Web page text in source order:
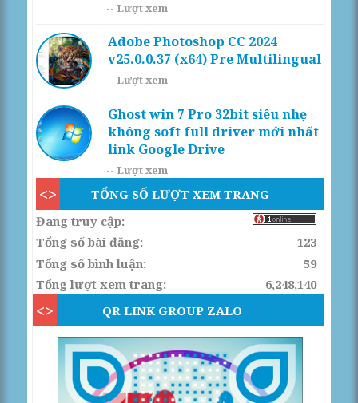
-- Lượt xem
Adobe Photoshop CC 2024
v25.0.0.37 (x64) Pre Multilingual
-- Lượt xem
Ghost win 7 Pro 32bit siêu nhẹ
không soft full driver mới nhất
link Google Drive
-- Lượt xem
TỔNG SỐ LƯỢT XEM TRANG
Đang truy cập:
Tổng số bài đăng:
123
Tổng số bình luận:
59
Tổng lượt xem trang:
6,248,140
QR LINK GROUP ZALO